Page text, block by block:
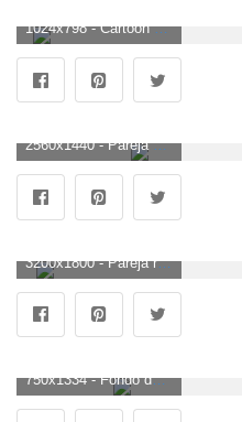
1024x798 - Cartoon Love Couple Wallpapers Group con más de 54 artículos. Imágen de parejas.
2560x1440 - Pareja besándose HD Wallpapers. Wallpaper 2K de parejas.
3200x1800 - Pareja romántica fondos de pantalla | Papeles pintados frescos. Fondo para computadora de parejas.
750x1334 - Fondo de pantalla de parejas 750x1334. Imágen de parejas.